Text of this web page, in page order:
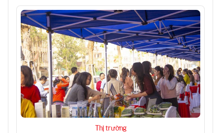
Thị trường